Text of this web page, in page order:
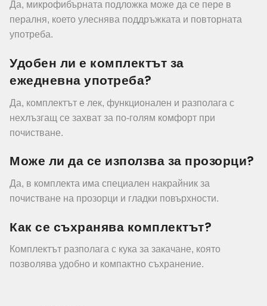
Да, микрофибърната подложка може да се пере в
пералня, което улеснява поддръжката и повторната
употреба.
Удобен ли е комплектът за
ежедневна употреба?
Да, комплектът е лек, функционален и разполага с
нехлъзгащ се захват за по-голям комфорт при
почистване.
Може ли да се използва за прозорци?
Да, в комплекта има специален накрайник за
почистване на прозорци и гладки повърхности.
Как се съхранява комплектът?
Комплектът разполага с кука за закачане, която
позволява удобно и компактно съхранение.